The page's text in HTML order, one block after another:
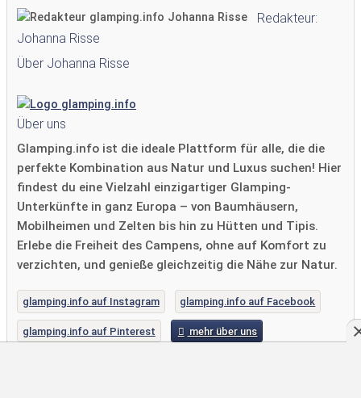
Redakteur:
Johanna Risse
Über Johanna Risse
Über uns
Glamping.info ist die ideale Plattform für alle, die die
perfekte Kombination aus Natur und Luxus suchen! Hier
findest du eine Vielzahl einzigartiger Glamping-
Unterkünfte in ganz Europa – von Baumhäusern,
Mobilheimen und Zelten bis hin zu Hütten und Tipis.
Erlebe die Freiheit des Campens, ohne auf Komfort zu
verzichten, und genieße gleichzeitig die Nähe zur Natur.
glamping.info auf Instagram glamping.info auf Facebook
glamping.info auf Pinterest mehr über uns